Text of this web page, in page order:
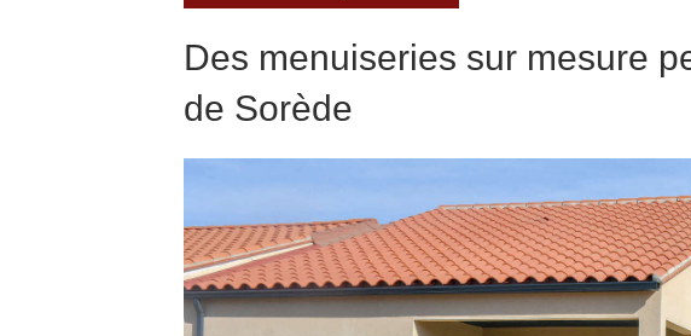
Des menuiseries sur mesure
de Sorède